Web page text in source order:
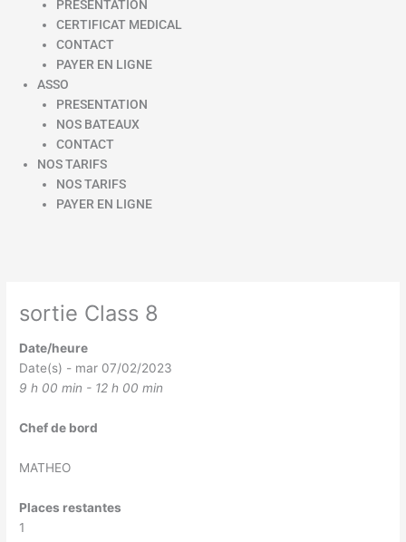
PRESENTATION
CERTIFICAT MEDICAL
CONTACT
PAYER EN LIGNE
ASSO
PRESENTATION
NOS BATEAUX
CONTACT
NOS TARIFS
NOS TARIFS
PAYER EN LIGNE
sortie Class 8
Date/heure
Date(s) - mar 07/02/2023
9 h 00 min - 12 h 00 min
Chef de bord
MATHEO
Places restantes
1